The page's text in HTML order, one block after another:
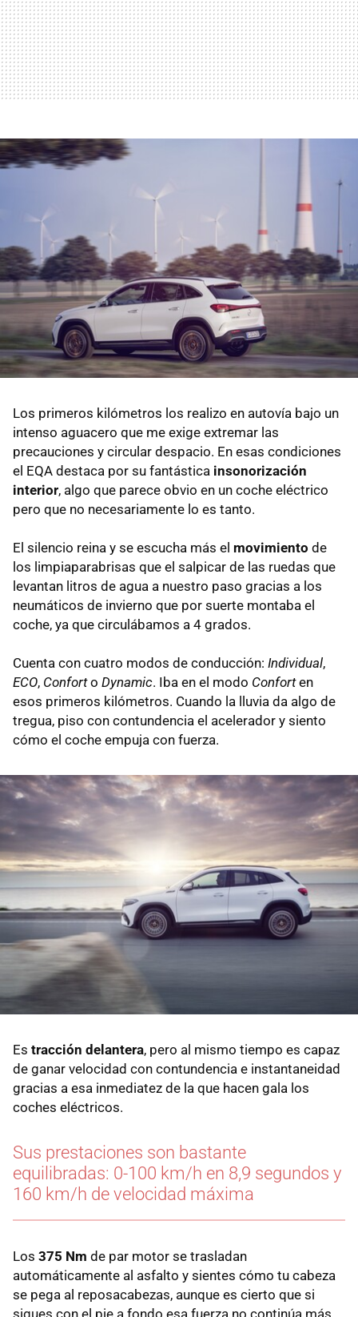
Los primeros kilómetros los realizo en autovía bajo un
intenso aguacero que me exige extremar las
precauciones y circular despacio. En esas condiciones
el EQA destaca por su fantástica insonorización
interior, algo que parece obvio en un coche eléctrico
pero que no necesariamente lo es tanto.
El silencio reina y se escucha más el movimiento de
los limpiaparabrisas que el salpicar de las ruedas que
levantan litros de agua a nuestro paso gracias a los
neumáticos de invierno que por suerte montaba el
coche, ya que circulábamos a 4 grados.
Cuenta con cuatro modos de conducción: Individual,
ECO, Conforto Dynamic. Iba en el modo Conforten
esos primeros kilómetros. Cuando la lluvia da algo de
tregua, piso con contundencia el acelerador y siento
cómo el coche empuja con fuerza.
Es tracción delantera, pero al mismo tiempo es capaz
de ganar velocidad con contundencia e instantaneidad
gracias a esa inmediatez de la que hacen gala los
coches eléctricos.
Sus prestaciones son bastante
equilibradas: 0-100 km/h en 8,9 segundos y
160 km/h de velocidad máxima
Los 375 Nm de par motor se trasladan
automáticamente al asfalto y sientes cómo tu cabeza
se pega al reposacabezas, aunque es cierto que si
sigues con el pie a fondo esa fuerza no continúa más